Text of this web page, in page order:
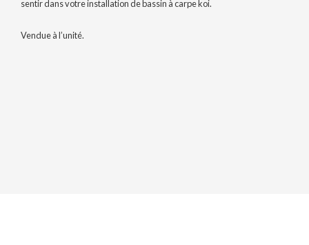
sentir dans votre installation de bassin à carpe koi.
Vendue à l’unité.